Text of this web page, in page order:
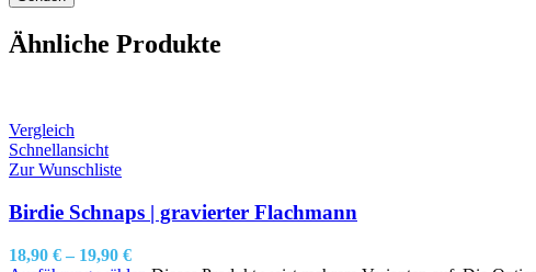
Ähnliche Produkte
Vergleich
Schnellansicht
Zur Wunschliste
Birdie Schnaps | gravierter Flachmann
18,90 € – 19,90 €